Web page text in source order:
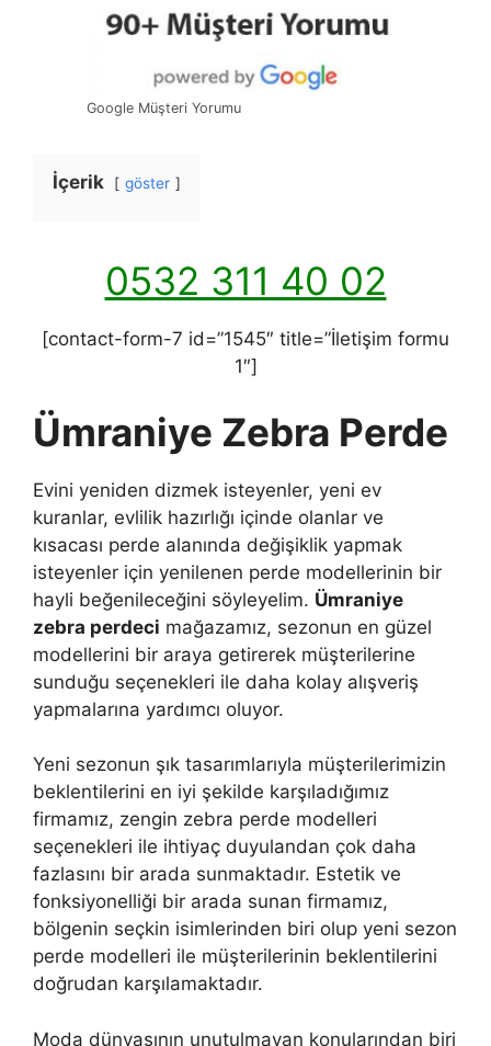
Google Müşteri Yorumu
İçerik göster
0532 311 40 02
[contact-form-7 id=”1545″ title=”İletişim formu
1″]
Ümraniye Zebra Perde
Evini yeniden dizmek isteyenler, yeni ev
kuranlar, evlilik hazırlığı içinde olanlar ve
kısacası perde alanında değişiklik yapmak
isteyenler için yenilenen perde modellerinin bir
hayli beğenileceğini söyleyelim. Ümraniye
zebra perdeci mağazamız, sezonun en güzel
modellerini bir araya getirerek müşterilerine
sunduğu seçenekleri ile daha kolay alışveriş
yapmalarına yardımcı oluyor.
Yeni sezonun şık tasarımlarıyla müşterilerimizin
beklentilerini en iyi şekilde karşıladığımız
firmamız, zengin zebra perde modelleri
seçenekleri ile ihtiyaç duyulandan çok daha
fazlasını bir arada sunmaktadır. Estetik ve
fonksiyonelliği bir arada sunan firmamız,
bölgenin seçkin isimlerinden biri olup yeni sezon
perde modelleri ile müşterilerinin beklentilerini
doğrudan karşılamaktadır.
Moda dünyasının unutulmayan konularından biri